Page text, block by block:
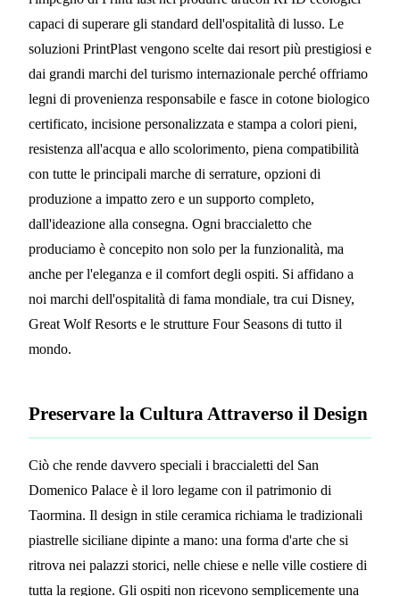
capaci di superare gli standard dell'ospitalità di lusso. Le
soluzioni PrintPlast vengono scelte dai resort più prestigiosi e
dai grandi marchi del turismo internazionale perché offriamo
legni di provenienza responsabile e fasce in cotone biologico
certificato, incisione personalizzata e stampa a colori pieni,
resistenza all'acqua e allo scolorimento, piena compatibilità
con tutte le principali marche di serrature, opzioni di
produzione a impatto zero e un supporto completo,
dall'ideazione alla consegna. Ogni braccialetto che
produciamo è concepito non solo per la funzionalità, ma
anche per l'eleganza e il comfort degli ospiti. Si affidano a
noi marchi dell'ospitalità di fama mondiale, tra cui Disney,
Great Wolf Resorts e le strutture Four Seasons di tutto il
mondo.
Preservare la Cultura Attraverso il Design
Ciò che rende davvero speciali i braccialetti del San
Domenico Palace è il loro legame con il patrimonio di
Taormina. Il design in stile ceramica richiama le tradizionali
piastrelle siciliane dipinte a mano: una forma d'arte che si
ritrova nei palazzi storici, nelle chiese e nelle ville costiere di
tutta la regione. Gli ospiti non ricevono semplicemente una